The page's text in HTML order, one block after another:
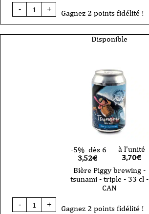
-
quantité
de
brewing
+ Gagnez 2 points fidélité !
Disponible
-5% dès 6
3,52€
à l'unité
3,70€
Bière Piggy brewing -
tsunami - triple - 33 cl -
CAN
-
quantité
de
+ Gagnez 2 points fidélité !